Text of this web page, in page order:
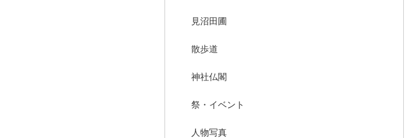
見沼田圃
散歩道
神社仏閣
祭・イベント
人物写真